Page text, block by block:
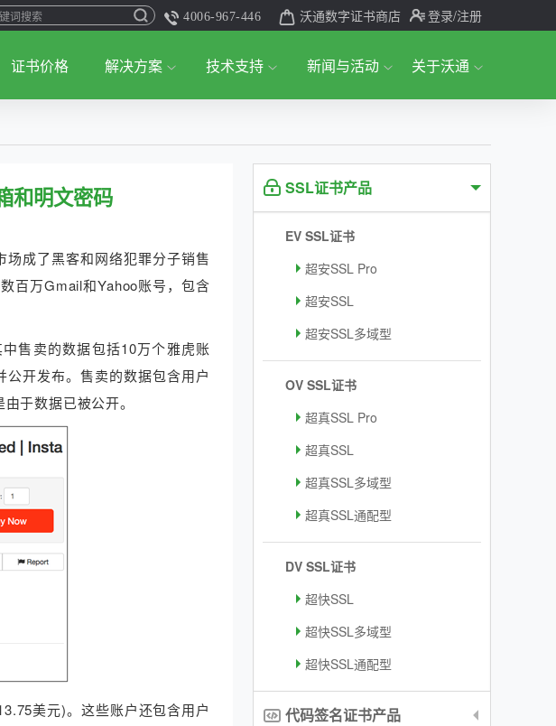
4006-967-446 沃通数字证书商店 登录/注册
证书价格 解决方案 技术支持 新闻与活动 关于沃通
和明文密码
成了黑客和网络犯罪分子销售
百万Gmail和Yahoo账号，包含
售卖的数据包括10万个雅虎账
开发布。售卖的数据包含用户
于数据已被公开。
美元)。这些账户还包含用户
SSL证书产品
EV SSL证书
超安SSL Pro
超安SSL
超安SSL多域型
OV SSL证书
超真SSL Pro
超真SSL
超真SSL多域型
超真SSL通配型
DV SSL证书
超快SSL
超快SSL多域型
超快SSL通配型
代码签名证书产品